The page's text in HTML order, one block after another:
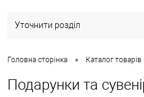
Уточнити розділ
Головна сторінка • Каталог товарів
Подарунки та